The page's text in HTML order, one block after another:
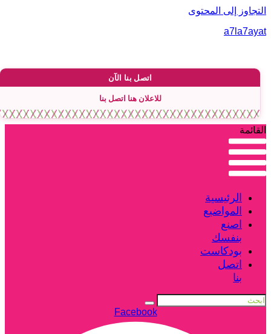
إلى المحتوى
اتصل بنا الآن
للاعلان هنا اتصل بنا
الرئيسية
المواضيع
اصنع
بنفسك
بودكاست
اتصل
بنا
Facebook